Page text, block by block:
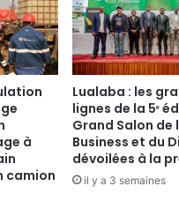
à
camion
Lualaba : les
lignes de la 5ᵉ
Grand Salon de
Business et du
dévoilées à la
il y a 3 semaines